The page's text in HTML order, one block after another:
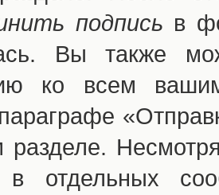
подпись в
Вы также
ко всем
разделе.
в отдельных